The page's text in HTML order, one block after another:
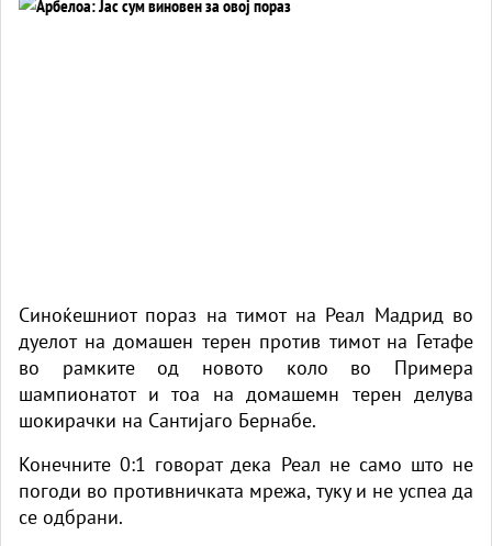
Синоќешниот пораз на тимот на Реал Мадрид во
дуелот на домашен терен против тимот на Гетафе
во рамките од новото коло во Примера
шампионатот и тоа на домашемн терен делува
шокирачки на Сантијаго Бернабе.
Конечните 0:1 говорат дека Реал не само што не
погоди во противничката мрежа, туку и не успеа да
се одбрани.